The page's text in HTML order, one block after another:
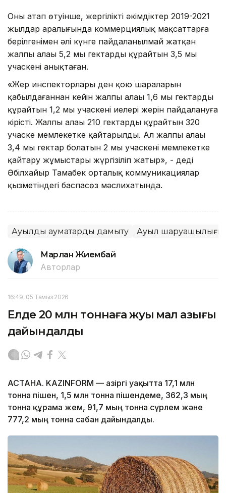
Оның атап өтуінше, жергілікті әкімдіктер 2019-2021
жылдар аралығында коммерциялық мақсаттарға
берілгенімен әлі күнге пайдаланылмай жатқан
жалпы алаңы 5,2 мың гектарды құрайтын 3,5 мың
учаскені анықтаған.
«Жер инспекторлары ден қою шараларын
қабылдағаннан кейін жалпы алаңы 1,6 мың гектарды
құрайтын 1,2 мың учаскенің иелері жерін пайдалануға
кірісті. Жалпы алаңы 210 гектарды құрайтын 320
учаске мемлекетке қайтарылды. Ал жалпы алаңы
3,4 мың гектар болатын 2 мың учаскені мемлекетке
қайтару жұмыстары жүргізіліп жатыр», - деді
Әбілхайыр Тамабек орталық коммуникациялар
қызметіндегі баспасөз мәслихатында.
Ауылдық аумақтарды дамыту Ауыл шаруашылығы
Марлан Жиембай
Авторлар
16:49, 05 Тамыз 2026
Елде 20 млн тоннаға жуық мал азығы
дайындалды
АСТАНА. KAZINFORM — Қазіргі уақытта 17,1 млн
тонна пішен, 1,5 млн тонна пішендеме, 362,3 мың
тонна құрама жем, 91,7 мың тонна сүрлем және
777,2 мың тонна сабан дайындалды.